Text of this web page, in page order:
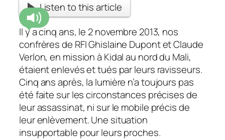
Listen to this article
Il y a cinq ans, le 2 novembre 2013, nos
confrères de RFI Ghislaine Dupont et Claude
Verlon, en mission à Kidal au nord du Mali,
étaient enlevés et tués par leurs ravisseurs.
Cinq ans après, la lumière n’a toujours pas
été faite sur les circonstances précises de
leur assassinat, ni sur le mobile précis de
leur enlèvement. Une situation
insupportable pour leurs proches.